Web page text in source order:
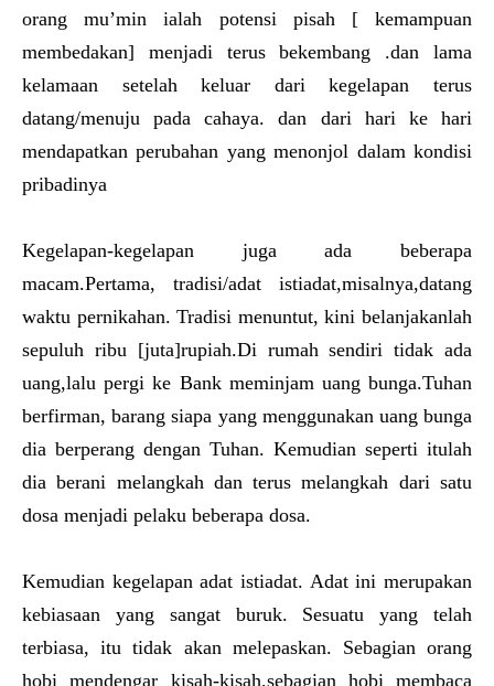
orang mu’min ialah potensi pisah [ kemampuan
membedakan] menjadi terus bekembang .dan lama
kelamaan setelah keluar dari kegelapan terus
datang/menuju pada cahaya. dan dari hari ke hari
mendapatkan perubahan yang menonjol dalam kondisi
pribadinya
Kegelapan-kegelapan juga ada beberapa
macam.Pertama, tradisi/adat istiadat,misalnya,datang
waktu pernikahan. Tradisi menuntut, kini belanjakanlah
sepuluh ribu [juta]rupiah.Di rumah sendiri tidak ada
uang,lalu pergi ke Bank meminjam uang bunga.Tuhan
berfirman, barang siapa yang menggunakan uang bunga
dia berperang dengan Tuhan. Kemudian seperti itulah
dia berani melangkah dan terus melangkah dari satu
dosa menjadi pelaku beberapa dosa.
Kemudian kegelapan adat istiadat. Adat ini merupakan
kebiasaan yang sangat buruk. Sesuatu yang telah
terbiasa, itu tidak akan melepaskan. Sebagian orang
hobi mendengar kisah-kisah,sebagian hobi membaca